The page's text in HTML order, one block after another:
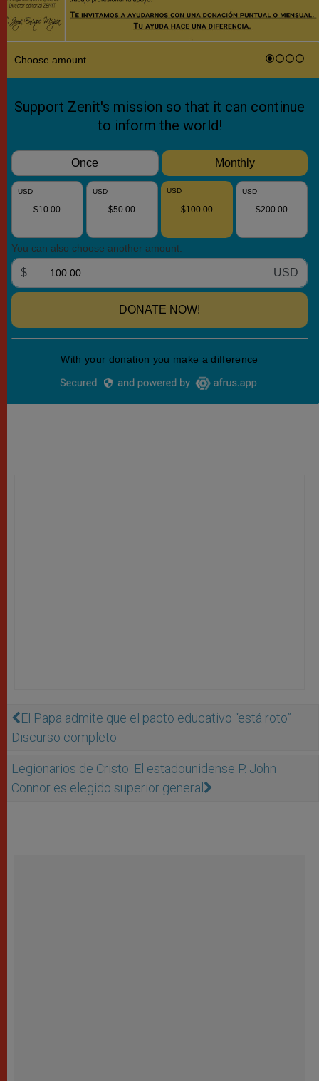
El Papa admite que el pacto educativo “está roto” –
Discurso completo
Legionarios de Cristo: El estadounidense P. John
Connor es elegido superior general